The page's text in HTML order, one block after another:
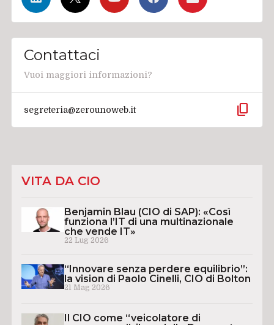
Contattaci
Vuoi maggiori informazioni?
segreteria@zerounoweb.it content_copy
VITA DA CIO
Benjamin Blau (CIO di SAP): «Così
funziona l’IT di una multinazionale
che vende IT»
22 Lug 2026
“Innovare senza perdere equilibrio”:
la vision di Paolo Cinelli, CIO di Bolton
21 Mag 2026
Il CIO come “veicolatore di